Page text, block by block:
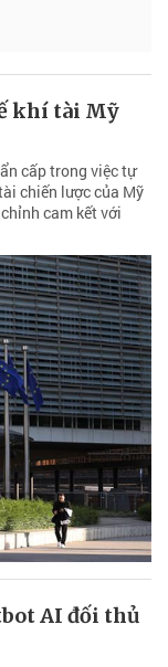
khí tài Mỹ
cấp trong việc tự
chiến lược của Mỹ
cam kết với
AI đối thủ